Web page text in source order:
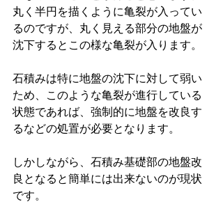
丸く半円を描くように亀裂が入ってい
るのですが、丸く見える部分の地盤が
沈下するとこの様な亀裂が入ります。
石積みは特に地盤の沈下に対して弱い
ため、このような亀裂が進行している
状態であれば、強制的に地盤を改良す
るなどの処置が必要となります。
しかしながら、石積み基礎部の地盤改
良となると簡単には出来ないのが現状
です。